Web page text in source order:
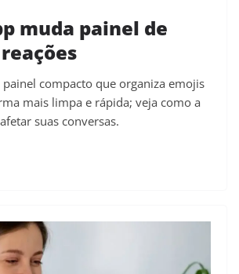
muda painel de
painel compacto que organiza emojis
mais limpa e rápida; veja como a
suas conversas.